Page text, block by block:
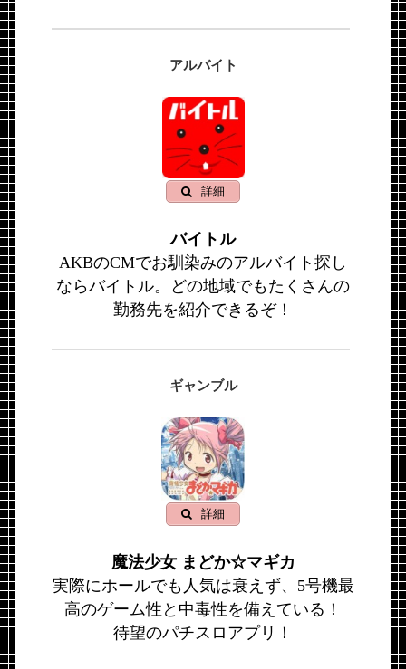
アルバイト
詳細
バイトル
AKBのCMでお馴染みのアルバイト探し
ならバイトル。どの地域でもたくさんの
勤務先を紹介できるぞ！
ギャンブル
詳細
魔法少女 まどか☆マギカ
実際にホールでも人気は衰えず、5号機最
高のゲーム性と中毒性を備えている！
待望のパチスロアプリ！